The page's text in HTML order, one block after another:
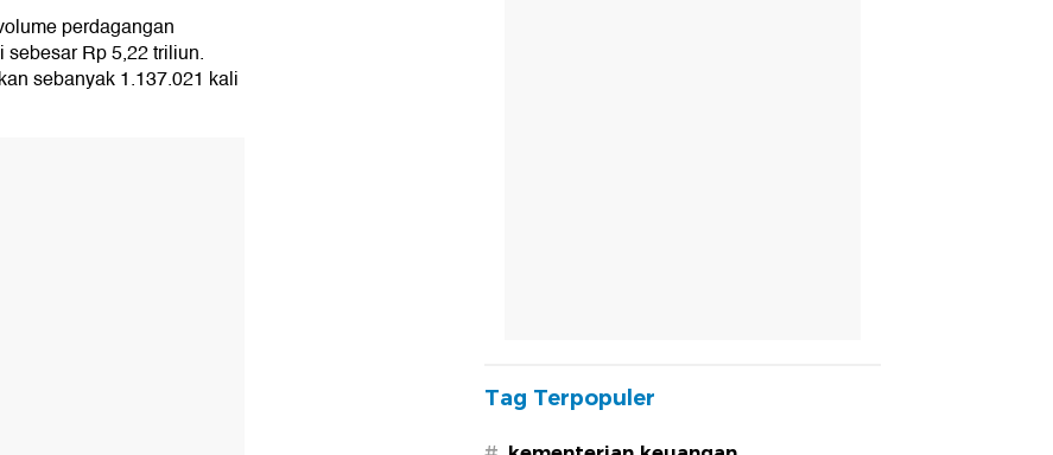
perdagangan
Rp 5,22 triliun.
sebanyak 1.137.021 kali
Tag Terpopuler